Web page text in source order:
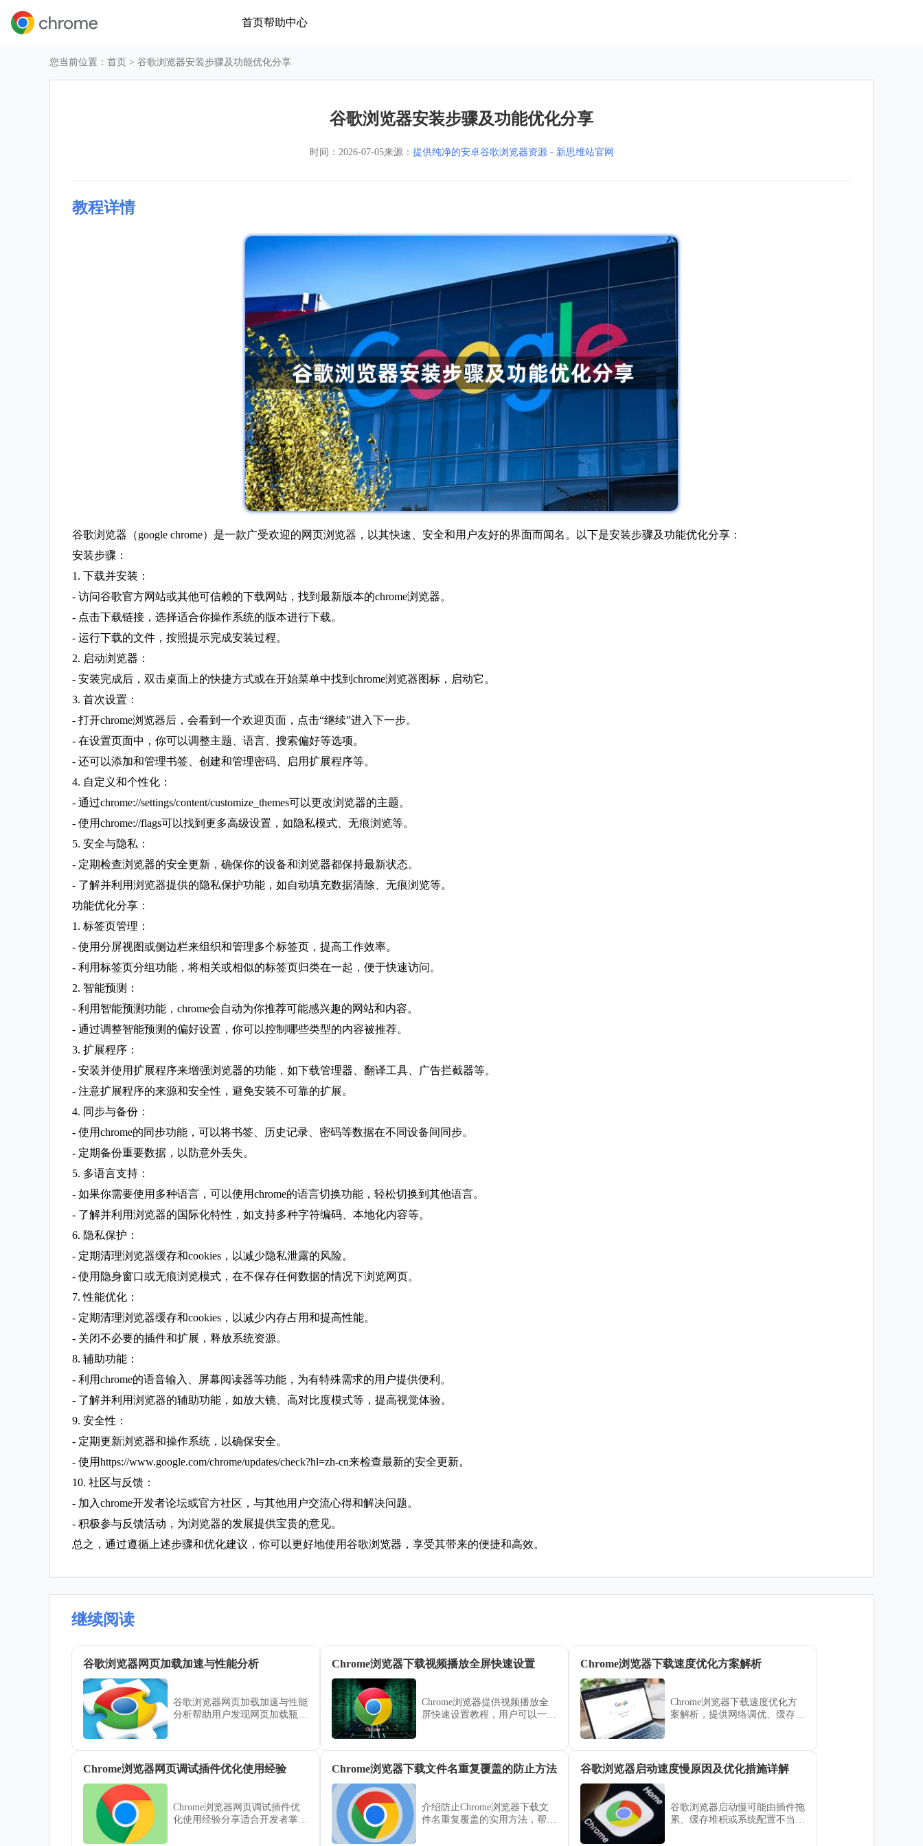
首页帮助中心
您当前位置： 首页 > 谷歌浏览器安装步骤及功能优化分享
谷歌浏览器安装步骤及功能优化分享
时间： 2026-07-05来源： 提供纯净的安卓谷歌浏览器资源 - 新思维站官网
教程详情
谷歌浏览器（google chrome）是一款广受欢迎的网页浏览器，以其快速、安全和用户友好的界面而闻名。以下是安装步骤及功能优化分享：
安装步骤：
1. 下载并安装：
- 访问谷歌官方网站或其他可信赖的下载网站，找到最新版本的chrome浏览器。
- 点击下载链接，选择适合你操作系统的版本进行下载。
- 运行下载的文件，按照提示完成安装过程。
2. 启动浏览器：
- 安装完成后，双击桌面上的快捷方式或在开始菜单中找到chrome浏览器图标，启动它。
3. 首次设置：
- 打开chrome浏览器后，会看到一个欢迎页面，点击“继续”进入下一步。
- 在设置页面中，你可以调整主题、语言、搜索偏好等选项。
- 还可以添加和管理书签、创建和管理密码、启用扩展程序等。
4. 自定义和个性化：
- 通过chrome://settings/content/customize_themes可以更改浏览器的主题。
- 使用chrome://flags可以找到更多高级设置，如隐私模式、无痕浏览等。
5. 安全与隐私：
- 定期检查浏览器的安全更新，确保你的设备和浏览器都保持最新状态。
- 了解并利用浏览器提供的隐私保护功能，如自动填充数据清除、无痕浏览等。
功能优化分享：
1. 标签页管理：
- 使用分屏视图或侧边栏来组织和管理多个标签页，提高工作效率。
- 利用标签页分组功能，将相关或相似的标签页归类在一起，便于快速访问。
2. 智能预测：
- 利用智能预测功能，chrome会自动为你推荐可能感兴趣的网站和内容。
- 通过调整智能预测的偏好设置，你可以控制哪些类型的内容被推荐。
3. 扩展程序：
- 安装并使用扩展程序来增强浏览器的功能，如下载管理器、翻译工具、广告拦截器等。
- 注意扩展程序的来源和安全性，避免安装不可靠的扩展。
4. 同步与备份：
- 使用chrome的同步功能，可以将书签、历史记录、密码等数据在不同设备间同步。
- 定期备份重要数据，以防意外丢失。
5. 多语言支持：
- 如果你需要使用多种语言，可以使用chrome的语言切换功能，轻松切换到其他语言。
- 了解并利用浏览器的国际化特性，如支持多种字符编码、本地化内容等。
6. 隐私保护：
- 定期清理浏览器缓存和cookies，以减少隐私泄露的风险。
- 使用隐身窗口或无痕浏览模式，在不保存任何数据的情况下浏览网页。
7. 性能优化：
- 定期清理浏览器缓存和cookies，以减少内存占用和提高性能。
- 关闭不必要的插件和扩展，释放系统资源。
8. 辅助功能：
- 利用chrome的语音输入、屏幕阅读器等功能，为有特殊需求的用户提供便利。
- 了解并利用浏览器的辅助功能，如放大镜、高对比度模式等，提高视觉体验。
9. 安全性：
- 定期更新浏览器和操作系统，以确保安全。
- 使用https://www.google.com/chrome/updates/check?hl=zh-cn来检查最新的安全更新。
10. 社区与反馈：
- 加入chrome开发者论坛或官方社区，与其他用户交流心得和解决问题。
- 积极参与反馈活动，为浏览器的发展提供宝贵的意见。
总之，通过遵循上述步骤和优化建议，你可以更好地使用谷歌浏览器，享受其带来的便捷和高效。
继续阅读
谷歌浏览器网页加载加速与性能分析
谷歌浏览器网页加载加速与性能
分析帮助用户发现网页加载瓶
Chrome浏览器下载视频播放全屏快速设置
Chrome浏览器提供视频播放全
屏快速设置教程，用户可以一键
Chrome浏览器下载速度优化方案解析
Chrome浏览器下载速度优化方
案解析，提供网络调优、缓存管
Chrome浏览器网页调试插件优化使用经验
Chrome浏览器网页调试插件优
化使用经验分享适合开发者掌
Chrome浏览器下载文件名重复覆盖的防止方法
介绍防止Chrome浏览器下载文
件名重复覆盖的实用方法，帮助
谷歌浏览器启动速度慢原因及优化措施详解
谷歌浏览器启动慢可能由插件拖
累、缓存堆积或系统配置不当导